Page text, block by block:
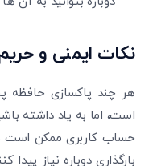
نکات ایمنی و
هر چند پاکسازی حافظه
است، اما به یاد داشته
حساب کاربری ممکن است
بارگذاری دوباره نیاز